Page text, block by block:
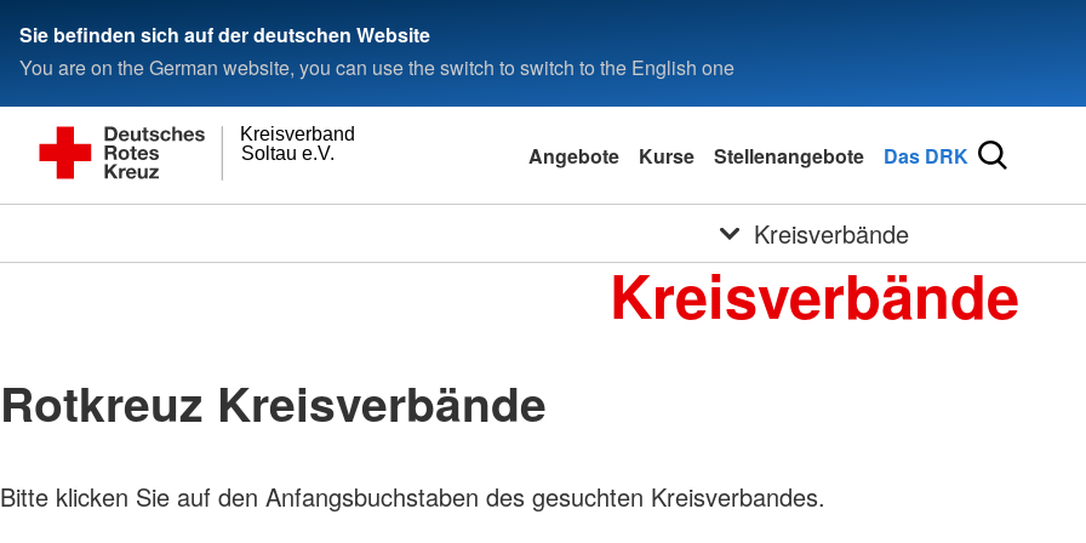
Sie befinden sich auf der deutschen Website
You are on the German website, you can use the switch to switch to the English one
Soltau e.V.
Kreisverband
Angebote Kurse Stellenangebote Das DRK
Kreisverbände
Kreisverbände
Rotkreuz Kreisverbände
Bitte klicken Sie auf den Anfangsbuchstaben des gesuchten Kreisverbandes.